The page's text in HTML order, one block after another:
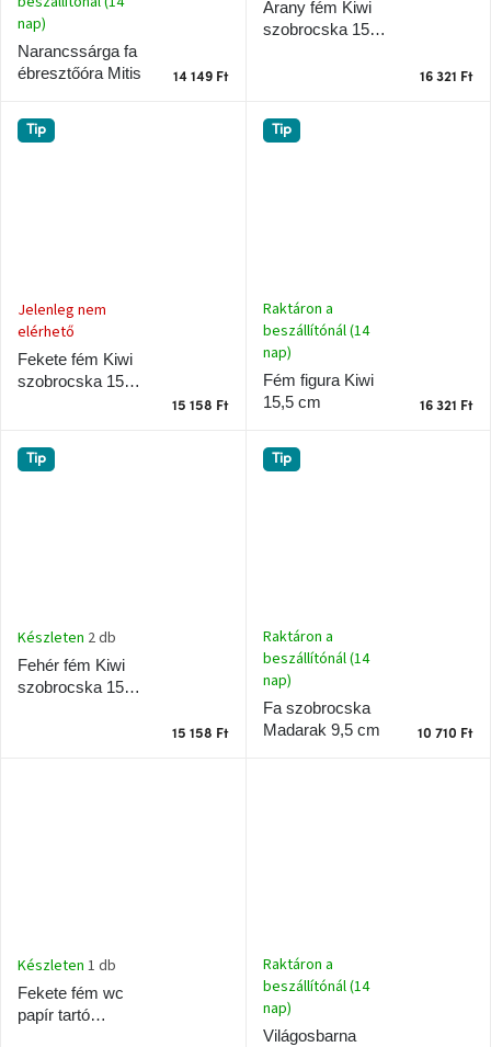
Narancssárga fa
ébresztőóra Mitis
nap)
14 149 Ft
Arany fém Kiwi
szobrocska 15,5
16 321 Ft
Tip
Fekete fém Kiwi
szobrocska 15,5
Jelenleg nem
elérhető
15 158 Ft
Tip
Fém figura Kiwi
15,5 cm
Raktáron a
beszállítónál (14
nap)
16 321 Ft
Tip
Fehér fém Kiwi
szobrocska 15,5
Készleten 2 db
15 158 Ft
Tip
Fa szobrocska
Madarak 9,5 cm
Raktáron a
beszállítónál (14
nap)
10 710 Ft
Fekete fém wc
papír tartó
Készleten 1 db
Világosbarna
Raktáron a
beszállítónál (14
nap)